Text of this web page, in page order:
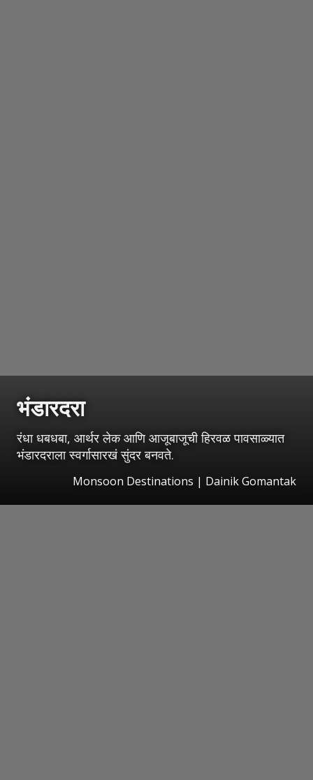
भंडारदरा
रंधा धबधबा, आर्थर लेक आणि आजूबाजूची हिरवळ पावसाळ्यात
भंडारदराला स्वर्गासारखं सुंदर बनवते.
Monsoon Destinations | Dainik Gomantak